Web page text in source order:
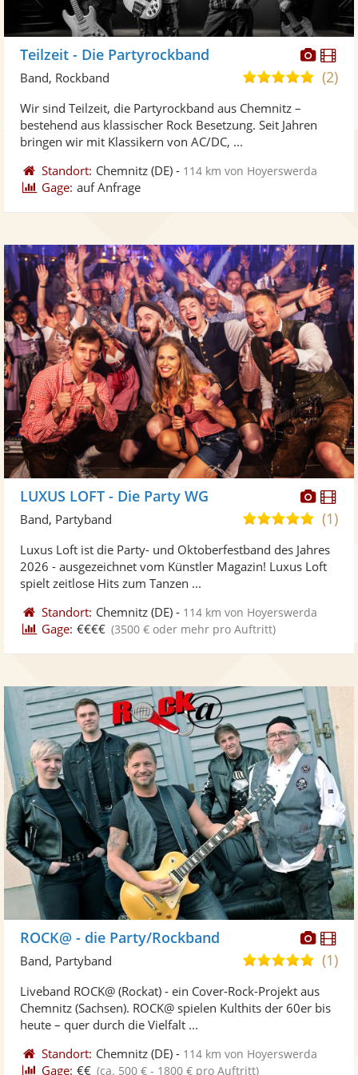
Teilzeit - Die Partyrockband
5,0(2)
Band, Rockband
Wir sind Teilzeit, die Partyrockband aus Chemnitz –
bestehend aus klassischer Rock Besetzung. Seit Jahren
bringen wir mit Klassikern von AC/DC, ...
Standort: Chemnitz (DE) - 114 km von Hoyerswerda
Gage: auf Anfrage
Fotos
LUXUS LOFT - Die Party WG
5,0
5
(1)
Band, Partyband
Luxus Loft ist die Party- und Oktoberfestband des Jahres
2026 - ausgezeichnet vom Künstler Magazin! Luxus Loft
spielt zeitlose Hits zum Tanzen ...
Standort: Chemnitz (DE) - 114 km von Hoyerswerda
Gage: €€€€ (3500 € oder mehr pro Auftritt)
Fotos
ROCK@ - die Party/Rockband
5,0
5
(1)
Band, Partyband
Liveband ROCK@ (Rockat) - ein Cover-Rock-Projekt aus
Chemnitz (Sachsen). ROCK@ spielen Kulthits der 60er bis
heute – quer durch die Vielfalt ...
Standort: Chemnitz (DE) - 114 km von Hoyerswerda
Gage: €€ (ca. 500 € - 1800 € pro Auftritt)